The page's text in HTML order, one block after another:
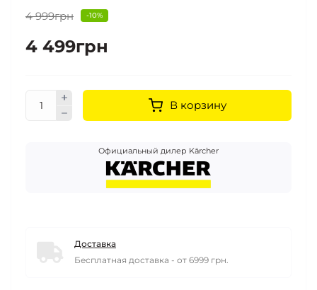
4 999грн -10%
4 499грн
В корзину
Официальный дилер Kärcher
Доставка
Бесплатная доставка - от 6999 грн.